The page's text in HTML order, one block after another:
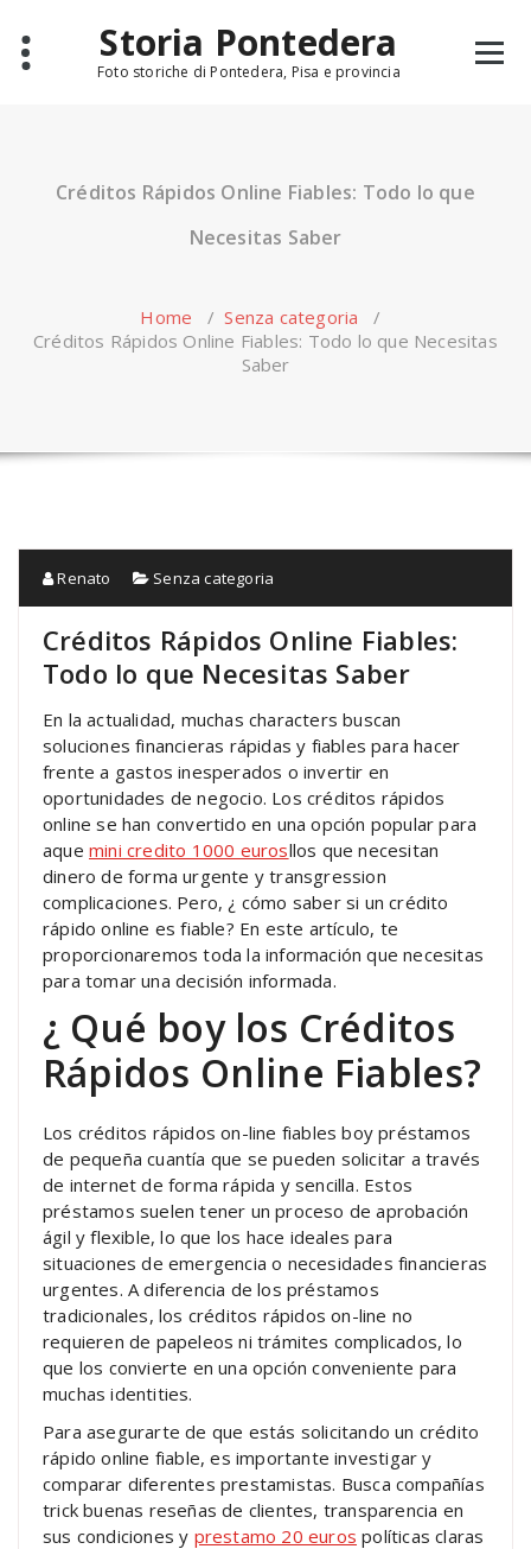
content
Storia Pontedera
Foto storiche di Pontedera, Pisa e provincia
Créditos Rápidos Online Fiables: Todo lo que
Necesitas Saber
Home /Senza categoria /
Créditos Rápidos Online Fiables: Todo lo que Necesitas
Saber
Renato Senza categoria
Créditos Rápidos Online Fiables:
Todo lo que Necesitas Saber
En la actualidad, muchas characters buscan
soluciones financieras rápidas y fiables para hacer
frente a gastos inesperados o invertir en
oportunidades de negocio. Los créditos rápidos
online se han convertido en una opción popular para
aque mini credito 1000 eurosllos que necesitan
dinero de forma urgente y transgression
complicaciones. Pero, ¿ cómo saber si un crédito
rápido online es fiable? En este artículo, te
proporcionaremos toda la información que necesitas
para tomar una decisión informada.
¿ Qué boy los Créditos
Rápidos Online Fiables?
Los créditos rápidos on-line fiables boy préstamos
de pequeña cuantía que se pueden solicitar a través
de internet de forma rápida y sencilla. Estos
préstamos suelen tener un proceso de aprobación
ágil y flexible, lo que los hace ideales para
situaciones de emergencia o necesidades financieras
urgentes. A diferencia de los préstamos
tradicionales, los créditos rápidos on-line no
requieren de papeleos ni trámites complicados, lo
que los convierte en una opción conveniente para
muchas identities.
Para asegurarte de que estás solicitando un crédito
rápido online fiable, es importante investigar y
comparar diferentes prestamistas. Busca compañías
trick buenas reseñas de clientes, transparencia en
sus condiciones y prestamo 20 euros políticas claras